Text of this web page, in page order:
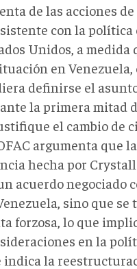
de las acciones
con la política
Unidos, a medida
en
definirse el
la primera mitad
el cambio de
argumenta que
hecha por
acuerdo negociado
sino que se
forzosa, lo que
en la
indica la